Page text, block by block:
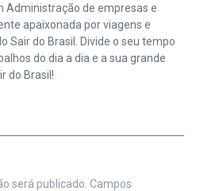
Administração de empresas e
apaixonada por viagens e
Sair do Brasil. Divide o seu tempo
do dia a dia e a sua grande
do Brasil!
será publicado. Campos